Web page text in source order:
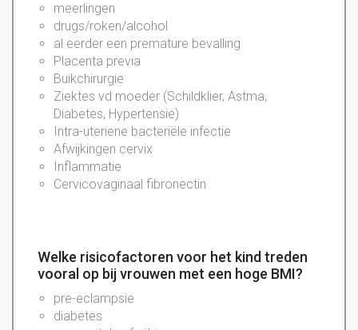
meerlingen
drugs/roken/alcohol
al eerder een premature bevalling
Placenta previa
Buikchirurgie
Ziektes vd moeder (Schildklier, Astma,
Diabetes, Hypertensie)
Intra-uteriene bacteriële infectie
Afwijkingen cervix
Inflammatie
Cervicovaginaal fibronectin
Welke risicofactoren voor het kind treden
vooral op bij vrouwen met een hoge BMI?
pre-eclampsie
diabetes